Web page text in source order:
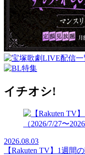
イチオシ!
2026.08.03
【Rakuten TV】1週間